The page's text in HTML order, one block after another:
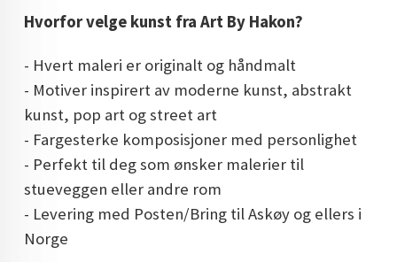
Hvorfor velge kunst fra Art By Hakon?
- Hvert maleri er originalt og håndmalt
- Motiver inspirert av moderne kunst, abstrakt
kunst, pop art og street art
- Fargesterke komposisjoner med personlighet
- Perfekt til deg som ønsker malerier til
stueveggen eller andre rom
- Levering med Posten/Bring til Askøy og ellers i
Norge